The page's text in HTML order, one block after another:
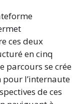
ces deux
en cinq
parcours se crée
pour l’internaute
de ces